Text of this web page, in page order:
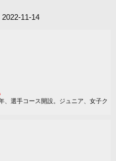
2022-11-14
、選手コース開設。ジュニア、女子ク